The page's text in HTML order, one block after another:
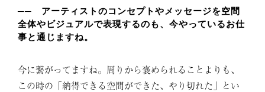
── アーティストのコンセプトやメッセージを空間
全体やビジュアルで表現するのも、今やっているお仕
事と通じますね。
今に繋がってますね。周りから褒められることよりも、
この時の「納得できる空間ができた、やり切れた」とい